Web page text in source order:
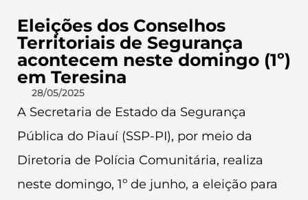
Eleições dos Conselhos
Territoriais de Segurança
acontecem neste domingo (1º)
em Teresina
28/05/2025
A Secretaria de Estado da Segurança
Pública do Piauí (SSP-PI), por meio da
Diretoria de Polícia Comunitária, realiza
neste domingo, 1º de junho, a eleição para